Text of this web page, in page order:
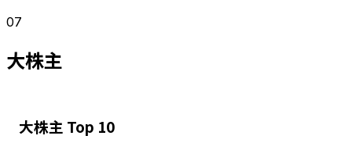
07
大株主
大株主 Top 10